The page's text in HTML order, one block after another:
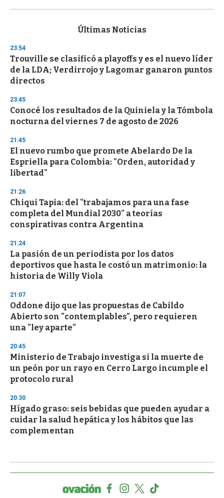
s
d
s
o
f
3
s
e
c
o
d
s
Últimas Noticias
23:54
Trouville se clasificó a playoffs y es el nuevo líder
de la LDA; Verdirrojo y Lagomar ganaron puntos
directos
23:45
Conocé los resultados de la Quiniela y la Tómbola
nocturna del viernes 7 de agosto de 2026
21:45
El nuevo rumbo que promete Abelardo De la
Espriella para Colombia: "Orden, autoridad y
libertad"
21:26
Chiqui Tapia: del "trabajamos para una fase
completa del Mundial 2030" a teorías
conspirativas contra Argentina
21:24
La pasión de un periodista por los datos
deportivos que hasta le costó un matrimonio: la
historia de Willy Viola
21:07
Oddone dijo que las propuestas de Cabildo
Abierto son "contemplables", pero requieren
una "ley aparte"
20:45
Ministerio de Trabajo investiga si la muerte de
un peón por un rayo en Cerro Largo incumple el
protocolo rural
20:30
Hígado graso: seis bebidas que pueden ayudar a
cuidar la salud hepática y los hábitos que las
complementan